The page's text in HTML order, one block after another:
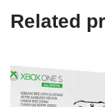
Related